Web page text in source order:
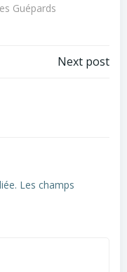
Guépards
Next post
Les champs